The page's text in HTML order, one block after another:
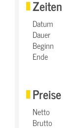
Zeiten
Datum
Dauer
Beginn
Ende
Preise
Netto
Brutto